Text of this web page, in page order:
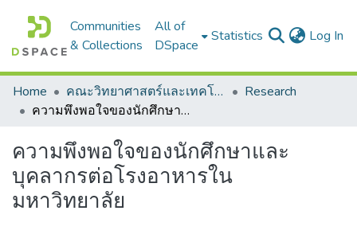
Communities
& Collections
All of
DSpace
Statistics Log In
Home คณะวิทยาศาสตร์และเทคโนโลยี
Research
ความพึงพอใจของนักศึกษาและบุคลากรต่อโรงอาหารในมหาวิทยาลัย
ความพึงพอใจของนักศึกษาและ
บุคลากรต่อโรงอาหารใน
มหาวิทยาลัย